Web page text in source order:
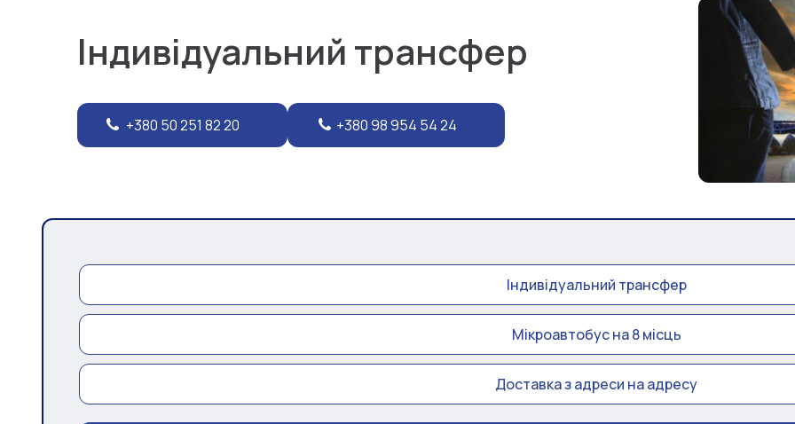
Індивідуальний трансфер
+380 50 251 82 20 +380 98 954 54 24
Індивідуальний трансфер
Мікроавтобус на 8 місць
Доставка з адреси на адресу